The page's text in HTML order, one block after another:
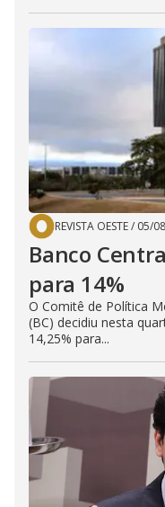
REVISTA OESTE/ 05/
Banco
para 14%
O Comitê de Política
(BC) decidiu nesta
14,25% para...